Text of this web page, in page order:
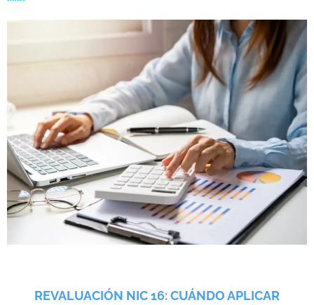
REVALUACIÓN NIC 16: CUÁNDO APLICAR